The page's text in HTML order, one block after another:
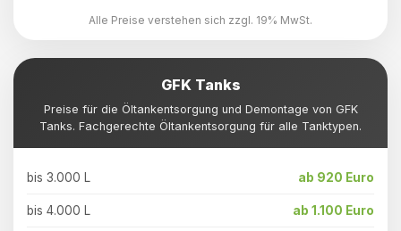
Alle Preise verstehen sich zzgl. 19% MwSt.
GFK Tanks
Preise für die Öltankentsorgung und Demontage von GFK
Tanks. Fachgerechte Öltankentsorgung für alle Tanktypen.
bis 3.000 L ab 920 Euro
bis 4.000 L ab 1.100 Euro